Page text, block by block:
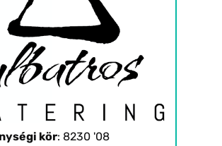
kör: 8230 '08